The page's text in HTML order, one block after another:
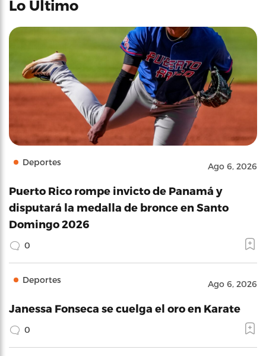
Lo Último
Deportes Ago 6, 2026
Puerto Rico rompe invicto de Panamá y
disputará la medalla de bronce en Santo
Domingo 2026
0
Deportes Ago 6, 2026
Janessa Fonseca se cuelga el oro en Karate
0